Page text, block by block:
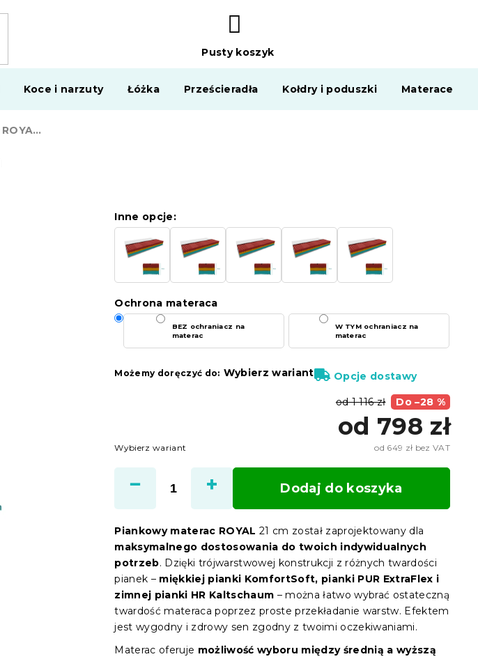
KOSZYK
Pusty koszyk
Koce i narzuty Łóżka Prześcieradła Kołdry i poduszki Materace
Materac piankowy ROYAL 21 cm 90 x 200 cm
od 1 116 zł Do –28 %
od 798 zł
od 649 zł bez VAT
Wybierz wariant
Inne opcje:
Ochrona materaca
BEZ ochraniacz na
materac
W TYM ochraniacz na
materac
Możemy doręczyć do: Wybierz wariant Opcje dostawy
Dodaj do koszyka
Piankowy materac ROYAL 21 cm został zaprojektowany dla
maksymalnego dostosowania do twoich indywidualnych
potrzeb. Dzięki trójwarstwowej konstrukcji z różnych twardości
pianek – miękkiej pianki KomfortSoft, pianki PUR ExtraFlex i
zimnej pianki HR Kaltschaum – można łatwo wybrać ostateczną
twardość materaca poprzez proste przekładanie warstw. Efektem
jest wygodny i zdrowy sen zgodny z twoimi oczekiwaniami.
Materac oferuje możliwość wyboru między średnią a wyższą